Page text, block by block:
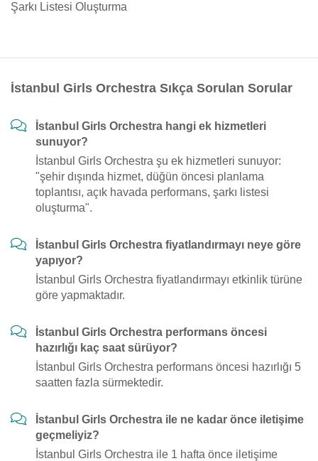
Şarkı Listesi Oluşturma
İstanbul Girls Orchestra Sıkça Sorulan Sorular
İstanbul Girls Orchestra hangi ek hizmetleri
sunuyor?
İstanbul Girls Orchestra şu ek hizmetleri sunuyor:
"şehir dışında hizmet, düğün öncesi planlama
toplantısı, açık havada performans, şarkı listesi
oluşturma".
İstanbul Girls Orchestra fiyatlandırmayı neye göre
yapıyor?
İstanbul Girls Orchestra fiyatlandırmayı etkinlik türüne
göre yapmaktadır.
İstanbul Girls Orchestra performans öncesi
hazırlığı kaç saat sürüyor?
İstanbul Girls Orchestra performans öncesi hazırlığı 5
saatten fazla sürmektedir.
İstanbul Girls Orchestra ile ne kadar önce iletişime
geçmeliyiz?
İstanbul Girls Orchestra ile 1 hafta önce iletişime